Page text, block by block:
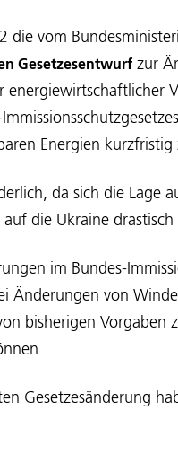
die vom
Gesetzesentwurf zur
energiewirtschaftlicher
Energien kurzfristig
da sich die Lage
die Ukraine
im Bundes-
Änderungen von
bisherigen Vorgaben
Gesetzesänderung